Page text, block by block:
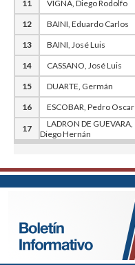
11
VIGNA, Diego Rodolfo
12
BAINI, Eduardo Carlos
13
BAINI, José Luis
14
CASSANO, José Luis
15
DUARTE, Germán
16
ESCOBAR, Pedro Oscar
17
LADRON DE GUEVARA,
Diego Hernán